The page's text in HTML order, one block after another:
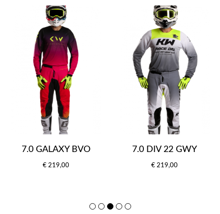
7.0 GALAXY BVO
€ 219,00
7.0 DIV 22 GWY
€ 219,00